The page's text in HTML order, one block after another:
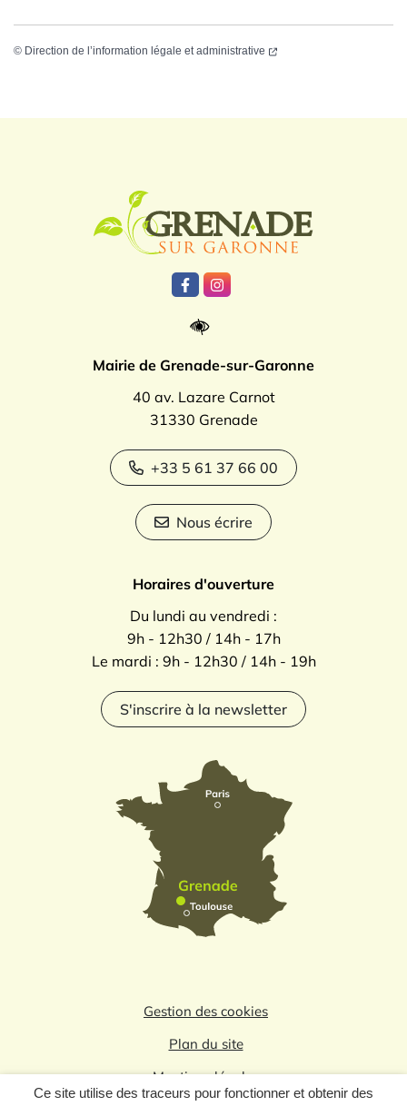
Ce site utilise des traceurs pour fonctionner et obtenir des
© Direction de l’information légale et administrative
Lien vers le compte Facebook
Lien vers le compte
Mairie de Grenade-sur-Garonne
40 av. Lazare Carnot
31330 Grenade
+33 5 61 37 66 00
Nous écrire
Horaires d'ouverture
Du lundi au vendredi :
9h - 12h30 / 14h - 17h
Le mardi : 9h - 12h30 / 14h - 19h
S'inscrire à la newsletter
Gestion des cookies
Plan du site
Mentions légales